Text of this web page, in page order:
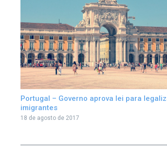
Portugal – Governo aprova lei para
imigrantes
18 de agosto de 2017